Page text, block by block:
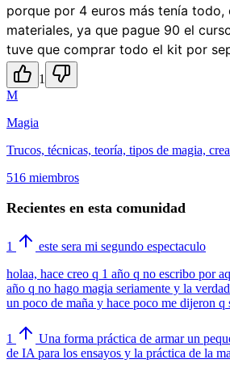
porque por 4 euros más tenía todo,
materiales, ya que pague 90 el
tuve que comprar todo el kit por
1
M
Magia
Trucos, técnicas, teoría, tipos de magia,
516 miembros
Recientes en esta comunidad
1
este sera mi segundo espectaculo
holaa, hace creo q 1 año q no escribo por
año q no hago magia seriamente y la
un poco de maña y hace poco me dijeron q
1
Una forma práctica de armar un
de IA para los ensayos y la práctica de la